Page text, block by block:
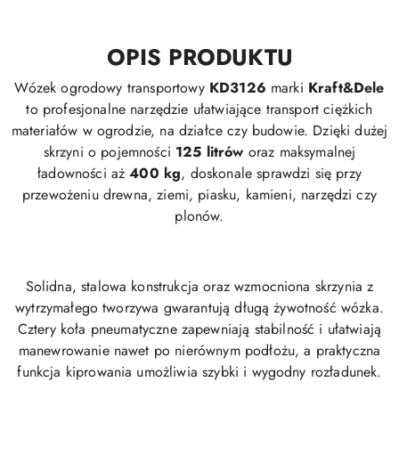
OPIS PRODUKTU
Wózek ogrodowy transportowy KD3126 marki Kraft&Dele
to profesjonalne narzędzie ułatwiające transport ciężkich
materiałów w ogrodzie, na działce czy budowie. Dzięki dużej
skrzyni o pojemności 125 litrów oraz maksymalnej
ładowności aż400 kg, doskonale sprawdzi się przy
przewożeniu drewna, ziemi, piasku, kamieni, narzędzi czy
plonów.
Solidna, stalowa konstrukcja oraz wzmocniona skrzynia z
wytrzymałego tworzywa gwarantują długą żywotność wózka.
Cztery koła pneumatyczne zapewniają stabilność i ułatwiają
manewrowanie nawet po nierównym podłożu, a praktyczna
funkcja kiprowania umożliwia szybki i wygodny rozładunek.